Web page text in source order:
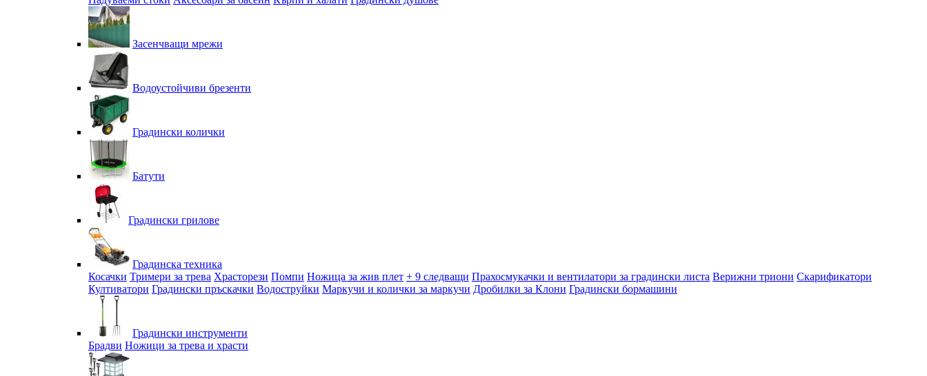
Засенчващи мрежи
Водоустойчиви брезенти
Градински колички
Батути
Градински грилове
Градинска техника
Косачки Тримери за трева Храсторези Помпи Ножица за жив плет + 9 следващи Прахосмукачки и вентилатори за градински листа Верижни триони Скарификатори
Култиватори Градински пръскачки Водоструйки Маркучи и колички за маркучи Дробилки за Клони Градински бормашини
Градински инструменти
Брадви Ножици за трева и храсти